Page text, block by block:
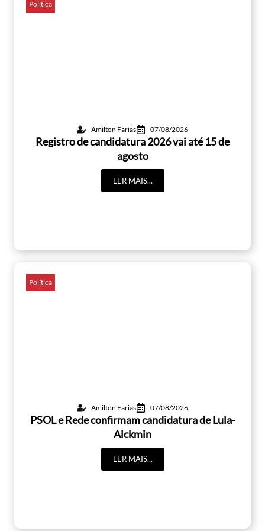
Política
Amilton Farias 07/08/2026
Registro de candidatura 2026 vai até 15 de
agosto
LER MAIS...
Política
Amilton Farias 07/08/2026
PSOL e Rede confirmam candidatura de Lula-
Alckmin
LER MAIS...